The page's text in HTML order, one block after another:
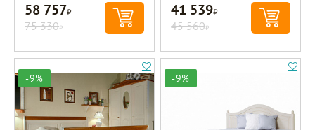
58 757Р
75 330Р
41 539Р
45 560Р
-9% -9%